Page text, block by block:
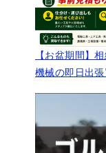
【お盆期間】
機械の即日出